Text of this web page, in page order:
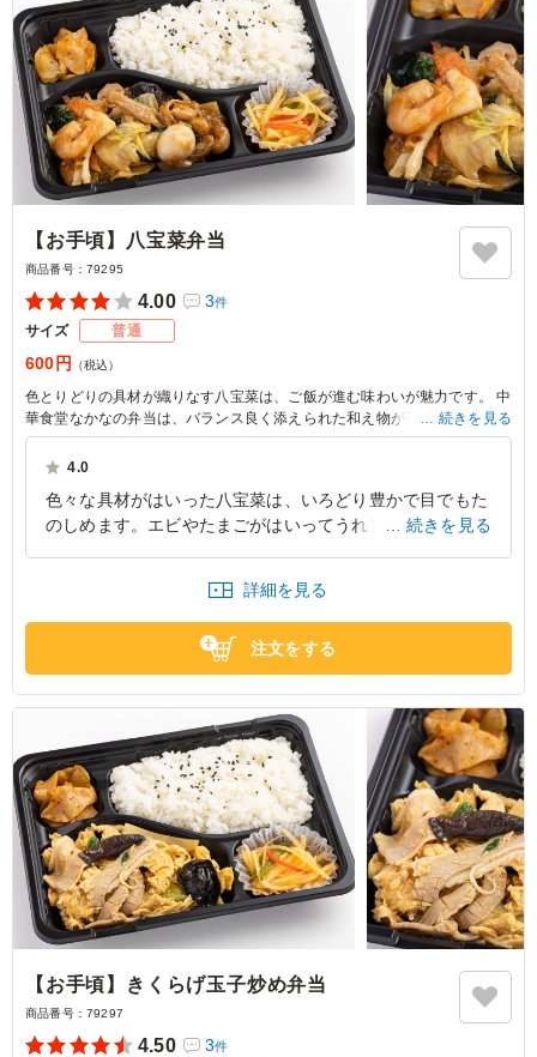
【お手頃】八宝菜弁当
商品番号： 79295
4.00 3件
サイズ 普通
600円 （税込）
色とりどりの具材が織りなす八宝菜は、ご飯が進む味わいが魅力です。 中
華食堂なかなの弁当は、バランス良く添えられた和え物が引き立てます。
コスパ抜群で会議やロケにぴったりです。
続きを見る
4.0
色々な具材がはいった八宝菜は、いろどり豊かで目でもた
のしめます。エビやたまごがはいってうれしいラインナッ
東京都中央区新川2026/07/30
続きを見る
詳細を見る
注文をする
【お手頃】きくらげ玉子炒め弁当
商品番号： 79297
4.50 3件